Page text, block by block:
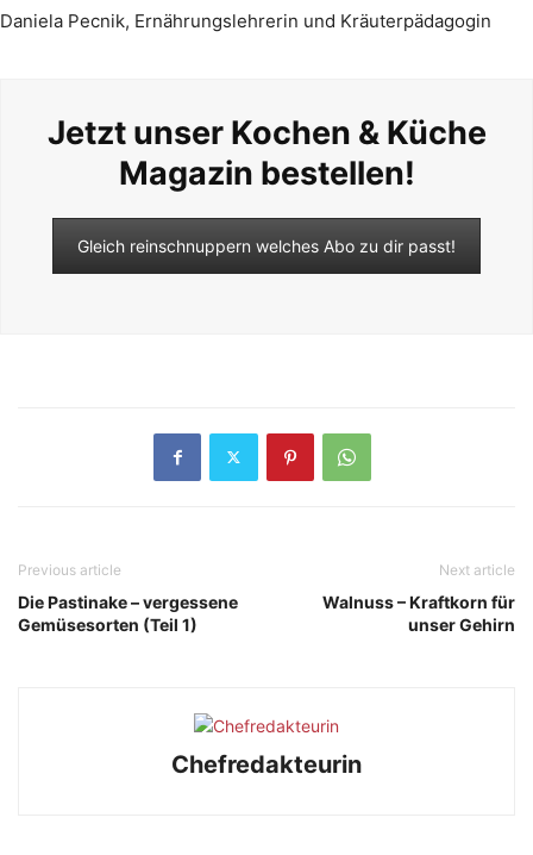
Daniela Pecnik, Ernährungslehrerin und Kräuterpädagogin
Jetzt unser Kochen & Küche
Magazin bestellen!
Gleich reinschnuppern welches Abo zu dir passt!
Previous article
Die Pastinake – vergessene
Gemüsesorten (Teil 1)
Next article
Walnuss – Kraftkorn für
unser Gehirn
Chefredakteurin